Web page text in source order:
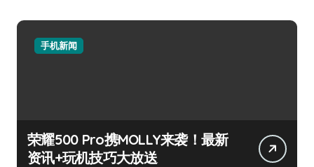
手机新闻
荣耀500 Pro携MOLLY来袭！最新
资讯+玩机技巧大放送